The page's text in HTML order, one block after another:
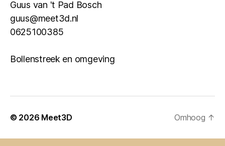
Guus van 't Pad Bosch
guus@meet3d.nl
0625100385
Bollenstreek en omgeving
© 2026 Meet3D Omhoog ↑